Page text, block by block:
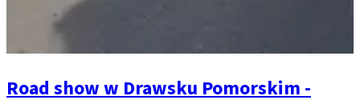
Road show w Drawsku Pomorskim -